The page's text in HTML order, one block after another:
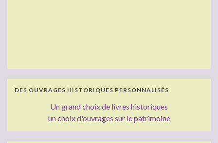
DES OUVRAGES HISTORIQUES PERSONNALISÉS
Un grand choix de livres historiques
un choix d'ouvrages sur le patrimoine